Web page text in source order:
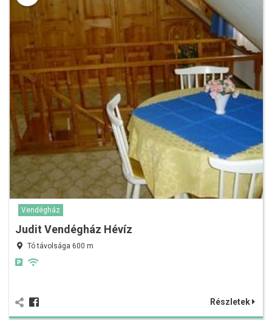
Vendégház
Judit Vendégház Hévíz
Tó távolsága 600 m
Részletek